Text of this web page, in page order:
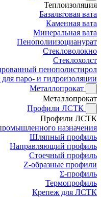
Теплоизоляция
Базальтовая вата
Каменная вата
Минеральная вата
Пенополиизоцианурат
Стекловолокно
Стеклохолст
пенополистирол
паро- и гидроизоляции
Металлопрокат
Металлопрокат
Профили ЛСТК
Профили ЛСТК
назначения
Шляпный профиль
Направляющий профиль
Стоечный профиль
Z-образные профили
Σ-профиль
Термопрофиль
Крепеж для ЛСТК